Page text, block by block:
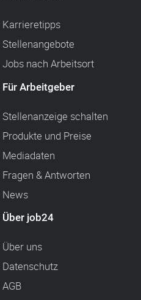
Karrieretipps
Stellenangebote
Jobs nach Arbeitsort
Für Arbeitgeber
Stellenanzeige schalten
Produkte und Preise
Mediadaten
Fragen & Antworten
News
Über job24
Über uns
Datenschutz
AGB